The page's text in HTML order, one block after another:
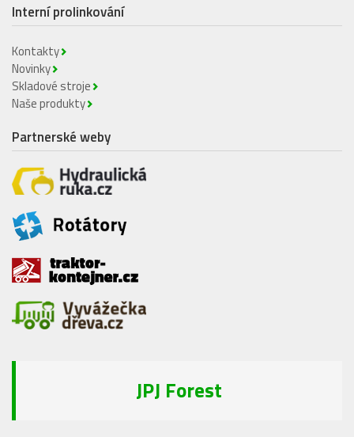
Interní prolinkování
Kontakty
Novinky
Skladové stroje
Naše produkty
Partnerské weby
JPJ Forest